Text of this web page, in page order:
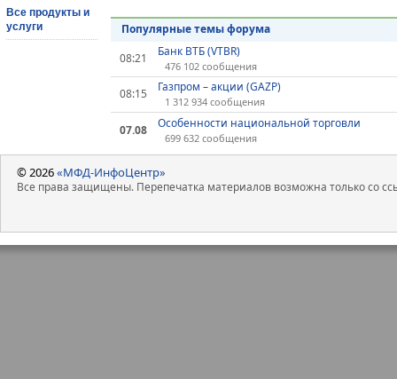
Все продукты и
услуги
Популярные темы форума
08:21
Банк ВТБ (VTBR)
476 102 сообщения
08:15 Газпром – акции (GAZP)
1 312 934 сообщения
07.08 Особенности национальной торговли
699 632 сообщения
© 2026«МФД-ИнфоЦентр»
Все права защищены. Перепечатка материалов возможна только со